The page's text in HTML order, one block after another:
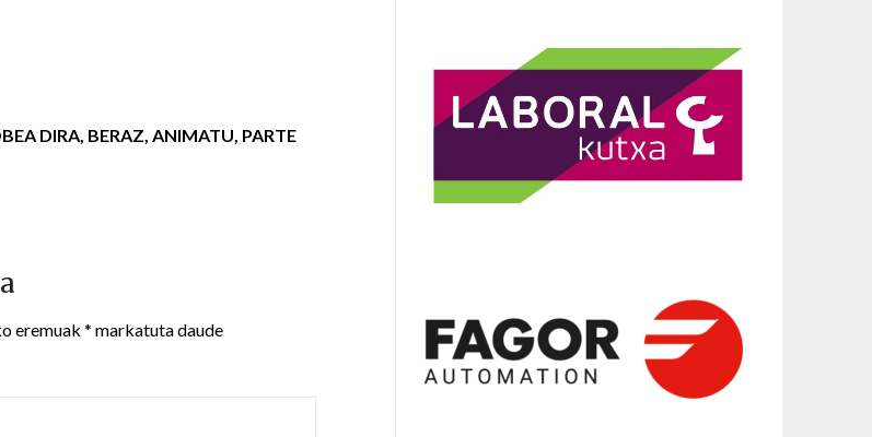
DIRA, BERAZ, ANIMATU, PARTE
eremuak * markatuta daude